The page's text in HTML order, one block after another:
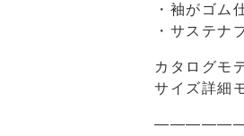
・袖がゴム
・サステナ
カタログモ
サイズ詳細